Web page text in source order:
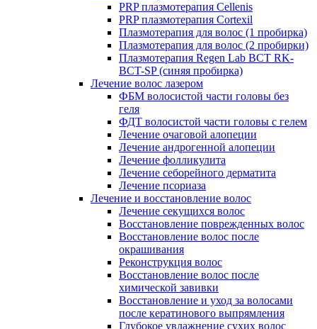
PRP плазмотерапия Cellenis
PRP плазмотерапия Cortexil
Плазмотерапия для волос (1 пробирка)
Плазмотерапия для волос (2 пробирки)
Плазмотерапия Regen Lab BCT RK-
BCT-SP (синяя пробирка)
Лечение волос лазером
ФБМ волосистой части головы без
геля
ФДТ волосистой части головы с гелем
Лечение очаговой алопеции
Лечение андрогенной алопеции
Лечение фолликулита
Лечение себорейного дерматита
Лечение псориаза
Лечение и восстановление волос
Лечение секущихся волос
Восстановление поврежденных волос
Восстановление волос после
окрашивания
Реконструкция волос
Восстановление волос после
химической завивки
Восстановление и уход за волосами
после кератинового выпрямления
Глубокое увлажнение сухих волос